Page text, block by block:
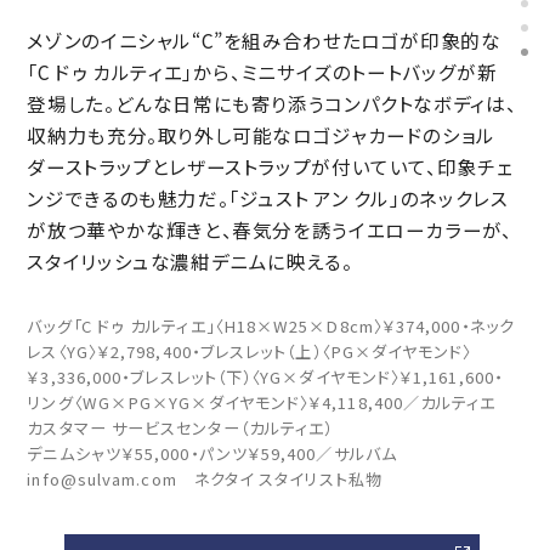
メゾンのイニシャル“C”を組み合わせたロゴが印象的な
「C ドゥ カルティエ」から、ミニサイズのトートバッグが新
登場した。どんな日常にも寄り添うコンパクトなボディは、
収納力も充分。取り外し可能なロゴジャカードのショル
ダーストラップとレザーストラップが付いていて、印象チェ
ンジできるのも魅力だ。「ジュスト アン クル」のネックレス
が放つ華やかな輝きと、春気分を誘うイエローカラーが、
スタイリッシュな濃紺デニムに映える。
バッグ「C ドゥ カルティエ」〈H18×W25×D8cm〉￥374,000・ネック
レス〈YG〉￥2,798,400・ブレスレット（上）〈PG×ダイヤモンド〉
￥3,336,000・ブレスレット（下）〈YG×ダイヤモンド〉￥1,161,600・
リング〈WG×PG×YG×ダイヤモンド〉￥4,118,400／カルティエ
カスタマー サービスセンター（カルティエ）
デニムシャツ￥55,000・パンツ￥59,400／サルバム
info@sulvam.com ネクタイ スタイリスト私物